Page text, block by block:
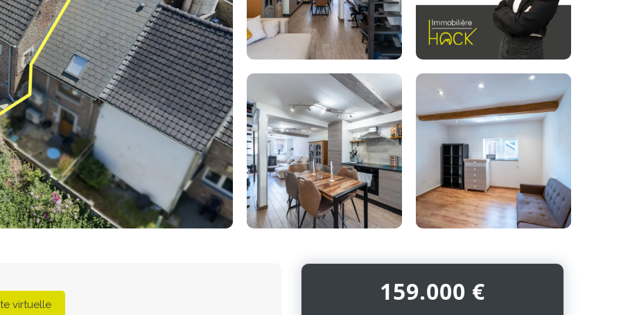
Photo
l'album
Photo
l'album
virtuelle 159.000 €